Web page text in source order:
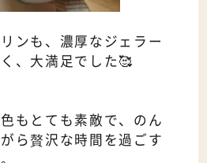
ンも、濃厚なジェラー
、大満足でした🥰
もとても素敵で、のん
ら贅沢な時間を過ごす